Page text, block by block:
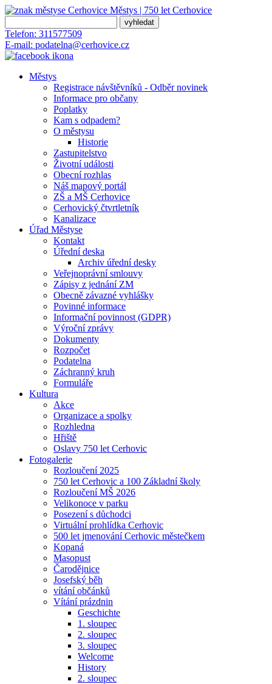
Městys | 750 let Cerhovice
Telefon: 311577509
E-mail: podatelna@cerhovice.cz
Městys
Registrace návštěvníků - Odběr novinek
Informace pro občany
Poplatky
Kam s odpadem?
O městysu
Historie
Zastupitelstvo
Životní události
Obecní rozhlas
Náš mapový portál
ZŠ a MŠ Cerhovice
Cerhovický čtvrtletník
Kanalizace
Úřad Městyse
Kontakt
Úřední deska
Archiv úřední desky
Veřejnoprávní smlouvy
Zápisy z jednání ZM
Obecně závazné vyhlášky
Povinné informace
Informační povinnost (GDPR)
Výroční zprávy
Dokumenty
Rozpočet
Podatelna
Záchranný kruh
Formuláře
Kultura
Akce
Organizace a spolky
Rozhledna
Hřiště
Oslavy 750 let Cerhovic
Fotogalerie
Rozloučení 2025
750 let Cerhovic a 100 Základní školy
Rozloučení MŠ 2026
Velikonoce v parku
Posezení s důchodci
Virtuální prohlídka Cerhovic
500 let jmenování Cerhovic městečkem
Kopaná
Masopust
Čarodějnice
Josefský běh
vítání občánků
Vítání prázdnin
Geschichte
1. sloupec
2. sloupec
3. sloupec
Welcome
History
2. sloupec